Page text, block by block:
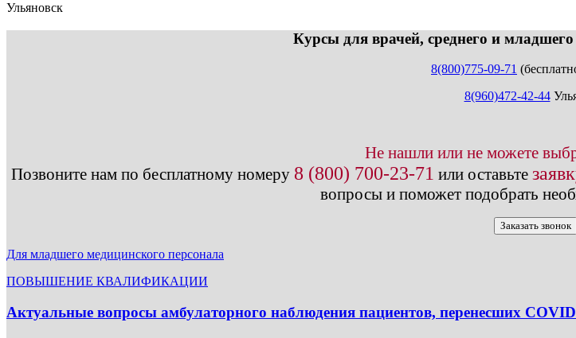
Ульяновск
Курсы для врачей, среднего и
8(800)775-09-71
8(960)472-42-44
Не нашли или не можете
Позвоните нам по бесплатному номеру 8 (800) 700-23-71 или оставьте
вопросы и поможет подобрать
Заказать звонок
Для младшего медицинского персонала
ПОВЫШЕНИЕ КВАЛИФИКАЦИИ
Актуальные вопросы амбулаторного наблюдения пациентов, перенесших